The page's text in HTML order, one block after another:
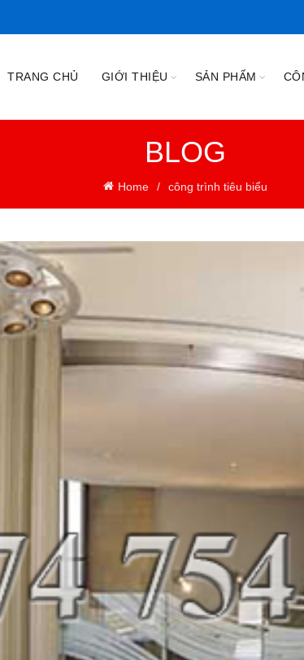
TRANG CHỦ GIỚI THIỆU SẢN PHẨM
BLOG
Home công trình tiêu biểu